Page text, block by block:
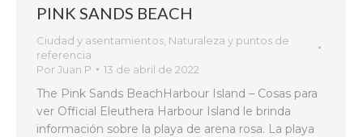
PINK SANDS BEACH
Ciudad y asentamientos Naturaleza y puntos de
referencia
PorJuan P 13 de abril de 2022
The Pink Sands BeachHarbour Island – Cosas para
ver Official Eleuthera Harbour Island le brinda
información sobre la playa de arena rosa. La playa